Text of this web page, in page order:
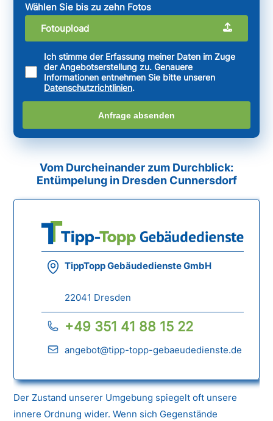
Wählen Sie bis zu zehn Fotos
Fotoupload
Ich stimme der Erfassung meiner Daten im Zuge
der Angebotserstellung zu. Genauere
Informationen entnehmen Sie bitte unseren
Datenschutzrichtlinien.
Anfrage absenden
Vom Durcheinander zum Durchblick:
Entümpelung in Dresden Cunnersdorf
TippTopp Gebäudedienste GmbH
22041 Dresden
+49 351 41 88 15 22
angebot@tipp-topp-gebaeudedienste.de
Der Zustand unserer Umgebung spiegelt oft unsere
innere Ordnung wider. Wenn sich Gegenstände